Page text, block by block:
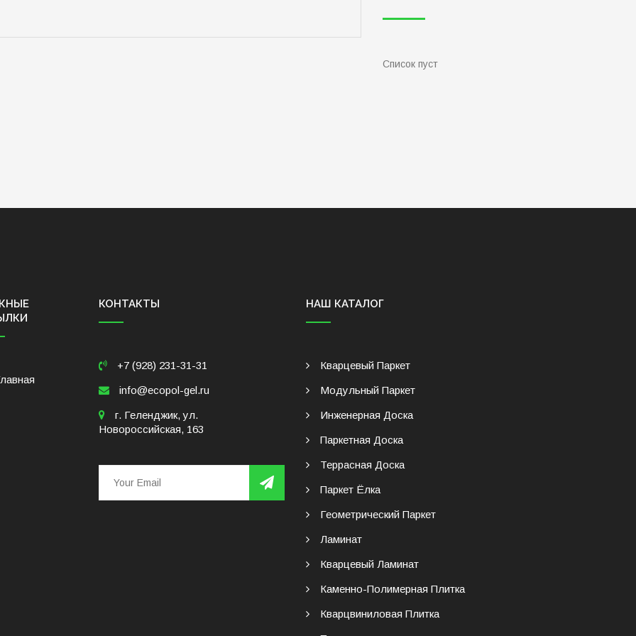
Список пуст
КОНТАКТЫ
+7 (928) 231-31-31
info@ecopol-gel.ru
г. Геленджик, ул.
Новороссийская, 163
НАШ КАТАЛОГ
Кварцевый Паркет
Модульный Паркет
Инженерная Доска
Паркетная Доска
Террасная Доска
Паркет Ёлка
Геометрический Паркет
Ламинат
Кварцевый Ламинат
Каменно-Полимерная Плитка
Кварцвиниловая Плитка